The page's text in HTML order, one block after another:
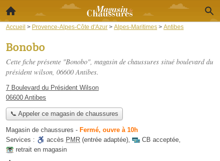
Accueil > Provence-Alpes-Côte d'Azur > Alpes-Maritimes > Antibes
Bonobo
Cette fiche présente "Bonobo", magasin de chaussures situé boulevard du
président wilson, 06600 Antibes.
7 Boulevard du Président Wilson
06600 Antibes
📞 Appeler ce magasin de chaussures
Magasin de chaussures - Fermé, ouvre à 10h
Services :
accès PMR (entrée adaptée), CB acceptée,
retrait en magasin